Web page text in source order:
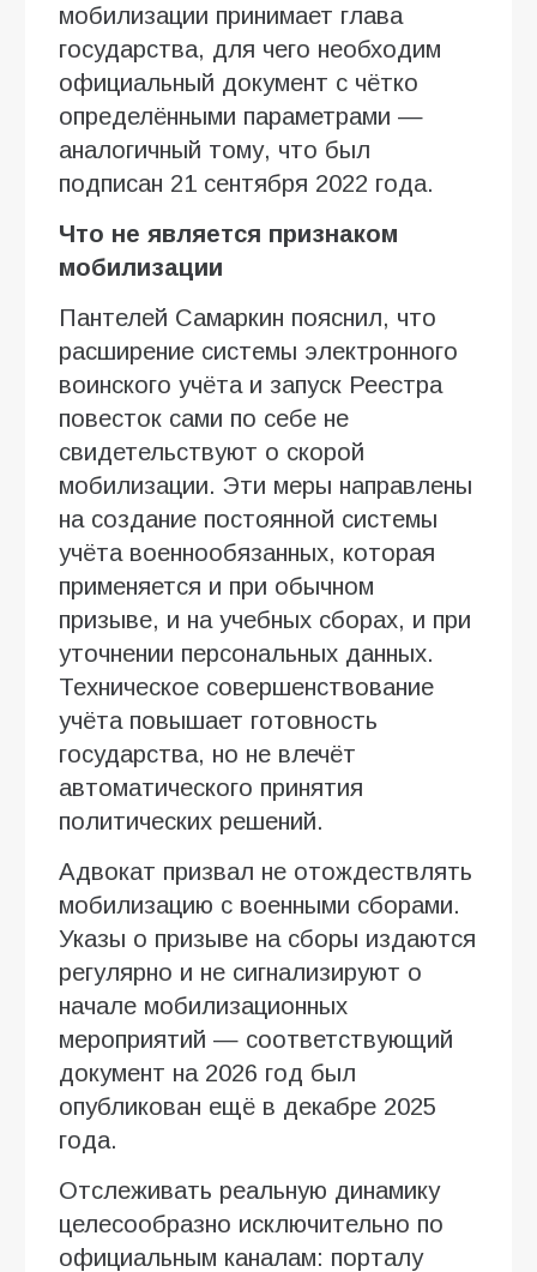
мобилизации принимает глава
государства, для чего необходим
официальный документ с чётко
определёнными параметрами —
аналогичный тому, что был
подписан 21 сентября 2022 года.
Что не является признаком
мобилизации
Пантелей Самаркин пояснил, что
расширение системы электронного
воинского учёта и запуск Реестра
повесток сами по себе не
свидетельствуют о скорой
мобилизации. Эти меры направлены
на создание постоянной системы
учёта военнообязанных, которая
применяется и при обычном
призыве, и на учебных сборах, и при
уточнении персональных данных.
Техническое совершенствование
учёта повышает готовность
государства, но не влечёт
автоматического принятия
политических решений.
Адвокат призвал не отождествлять
мобилизацию с военными сборами.
Указы о призыве на сборы издаются
регулярно и не сигнализируют о
начале мобилизационных
мероприятий — соответствующий
документ на 2026 год был
опубликован ещё в декабре 2025
года.
Отслеживать реальную динамику
целесообразно исключительно по
официальным каналам: порталу